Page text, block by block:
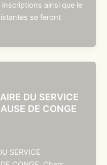
ainsi que le
se feront
DU SERVICE
DE CONGE
SERVICE